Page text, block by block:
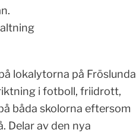
lokalytorna på Fröslunda
i fotboll, friidrott,
båda skolorna eftersom
Delar av den nya